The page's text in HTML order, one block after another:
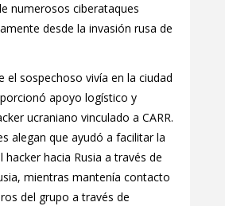
numerosos ciberataques
desde la invasión rusa de
el sospechoso vivía en la ciudad
apoyo logístico y
ucraniano vinculado a CARR.
alegan que ayudó a facilitar la
hacker hacia Rusia a través de
mientras mantenía contacto
del grupo a través de